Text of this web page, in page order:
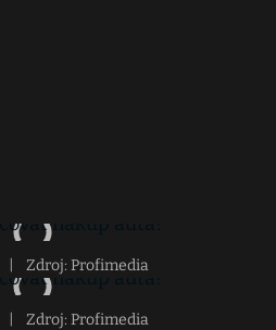
Zdroj: Profimedia
Zdroj: Profimedia